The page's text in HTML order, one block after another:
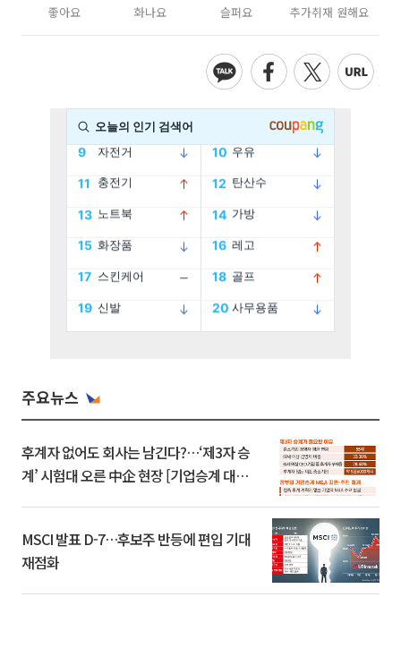
좋아요 화나요 슬퍼요 추가취재 원해요
주요뉴스
후계자 없어도 회사는 남긴다?…‘제3자 승
계’ 시험대 오른 中企 현장 [기업승계 대전
MSCI 발표 D-7…후보주 반등에 편입 기대
재점화